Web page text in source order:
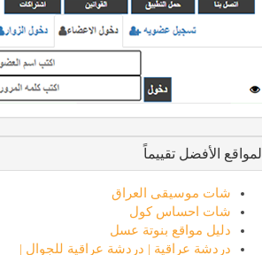
المواقع الأفضل تقييماً
شات موسيقى العراق
شات احساس كول
دليل مواقع بنوتة عسل
دردشة عراقية | دردشة عراقية للجوال |